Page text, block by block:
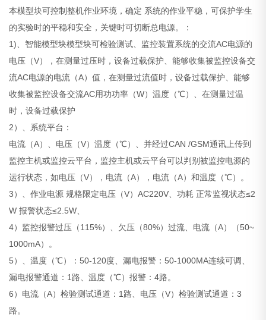
本模型块可控制整机作业环境，确定 系统的作业平稳，可保护学生
的实验时的平稳和安全，关键时可切断总电源。：
1)、智能模型块模型块可检验测试、监控装置系统的交流AC电源的
电压（V），在测量过压时，设备过载保护、能够收集被监控设备交
流AC电源的电流（A）值，在测量过流值时，设备过载保护、能够
收集被监控设备交流AC用功功率（W）温度（℃）、在测量过温
时，设备过载保护
2）、系统平台：
电流（A）、电压（V）温度（℃）、并经过CAN /GSM通讯上传到
监控主机或监控云平台，监控主机或云平台可以判别被监控电源的
运行状态，如电压（V），电流（A），电流（A）和温度（℃）。
3）、作业电源 规格限定电压（V）AC220V、功耗 正常监视状态≤2
W 报警状态≤2.5W、
4）监控报警过压（115%）、欠压（80%）过流、电流（A）（50~
1000mA）。
5）、温度（℃）：50-120度、漏电报警：50-1000MA连续可调、
漏电报警通道：1路、温度（℃）报警：4路。
6）电流（A）检验测试通道：1路、电压（V）检验测试通道：3
路。